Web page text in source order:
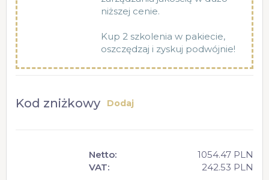
niższej cenie.
Kup 2 szkolenia w pakiecie,
oszczędzaj i zyskuj podwójnie!
Kod zniżkowy Dodaj
Netto:
1054.47 PLN
VAT:
242.53 PLN